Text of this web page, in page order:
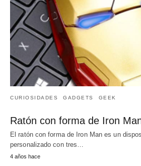
CURIOSIDADES GADGETS GEEK
Ratón con forma de Iron
El ratón con forma de Iron Man es un
personalizado con tres…
4 años hace